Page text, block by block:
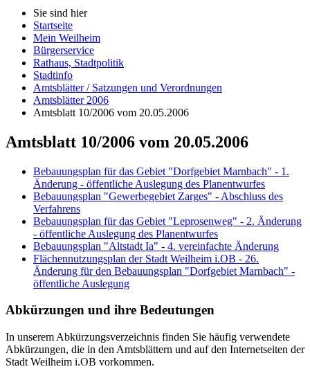
Sie sind hier
Startseite
Mein Weilheim
Bürgerservice
Rathaus, Stadtpolitik
Stadtinfo
Amtsblätter / Satzungen und Verordnungen
Amtsblätter 2006
Amtsblatt 10/2006 vom 20.05.2006
Amtsblatt 10/2006 vom 20.05.2006
Bebauungsplan für das Gebiet "Dorfgebiet Marnbach" - 1.
Änderung - öffentliche Auslegung des Planentwurfes
Bebauungsplan "Gewerbegebiet Zarges" - Abschluss des
Verfahrens
Bebauungsplan für das Gebiet "Leprosenweg" - 2. Änderung
- öffentliche Auslegung des Planentwurfes
Bebauungsplan "Altstadt Ia" - 4. vereinfachte Änderung
Flächennutzungsplan der Stadt Weilheim i.OB - 26.
Änderung für den Bebauungsplan "Dorfgebiet Marnbach" -
öffentliche Auslegung
Abkürzungen und ihre Bedeutungen
In unserem Abkürzungsverzeichnis finden Sie häufig verwendete
Abkürzungen, die in den Amtsblättern und auf den Internetseiten der
Stadt Weilheim i.OB vorkommen.